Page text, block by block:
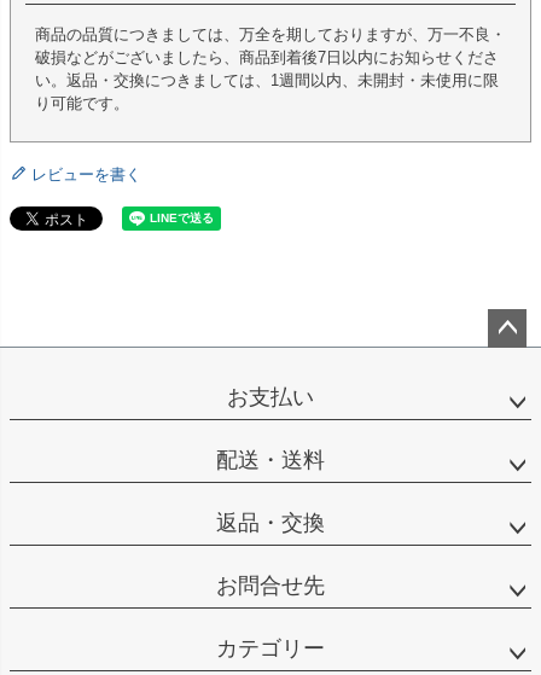
商品の品質につきましては、万全を期しておりますが、万一不良・
破損などがございましたら、商品到着後7日以内にお知らせくださ
い。返品・交換につきましては、1週間以内、未開封・未使用に限
り可能です。
レビューを書く
ップ
お支払い
配送・送料
返品・交換
お問合せ先
カテゴリー